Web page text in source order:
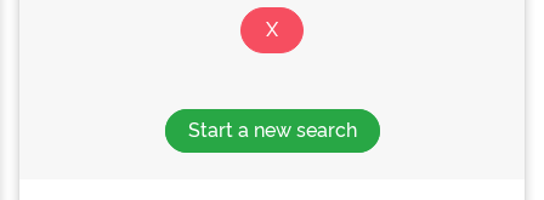
Start a new search